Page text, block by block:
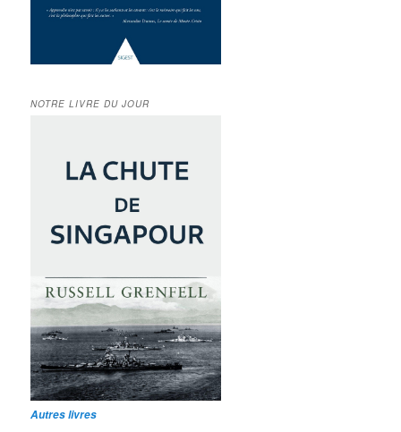
NOTRE LIVRE DU JOUR
Autres livres